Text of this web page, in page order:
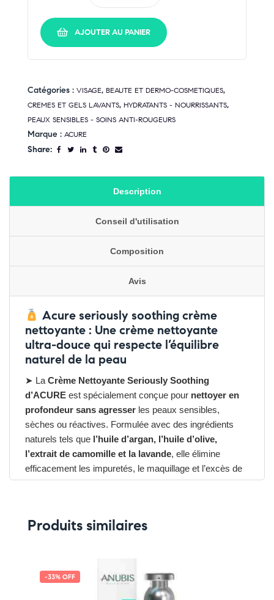
AJOUTER AU PANIER
Catégories : VISAGE, BEAUTE ET DERMO-COSMETIQUES,
CREMES ET GELS LAVANTS, HYDRATANTS - NOURRISSANTS,
PEAUX SENSIBLES - SOINS ANTI-ROUGEURS
Marque : ACURE
Share:
Description
Conseil d'utilisation
Composition
Avis
Acure seriously soothing crème
nettoyante : Une crème nettoyante
ultra-douce qui respecte l’équilibre
naturel de la peau
➤ La Crème Nettoyante Seriously Soothing
d’ACURE est spécialement conçue pour nettoyer en
profondeur sans agresser les peaux sensibles,
sèches ou réactives. Formulée avec des ingrédients
naturels tels que l’huile d’argan, l’huile d’olive,
l’extrait de camomille et la lavande, elle élimine
efficacement les impuretés, le maquillage et l’excès de
sébum tout en laissant la peau souple, douce et
hydrolipidique de la peau, évitant tout dessèchement ou
et cruelty-free est
sans sulfates, sans parabènes et
sans parfum artificiel, pour un nettoyage doux mais
Produits similaires
-33% OFF